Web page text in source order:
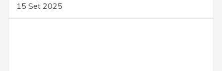
15 Set 2025